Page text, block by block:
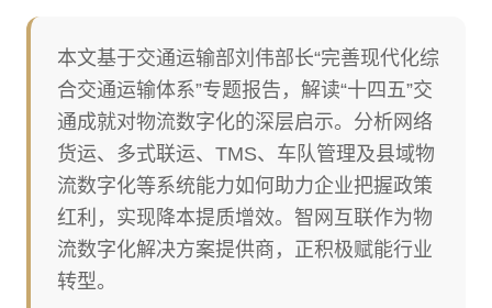
本文基于交通运输部刘伟部长“完善现代化综
合交通运输体系”专题报告，解读“十四五”交
通成就对物流数字化的深层启示。分析网络
货运、多式联运、TMS、车队管理及县域物
流数字化等系统能力如何助力企业把握政策
红利，实现降本提质增效。智网互联作为物
流数字化解决方案提供商，正积极赋能行业
转型。